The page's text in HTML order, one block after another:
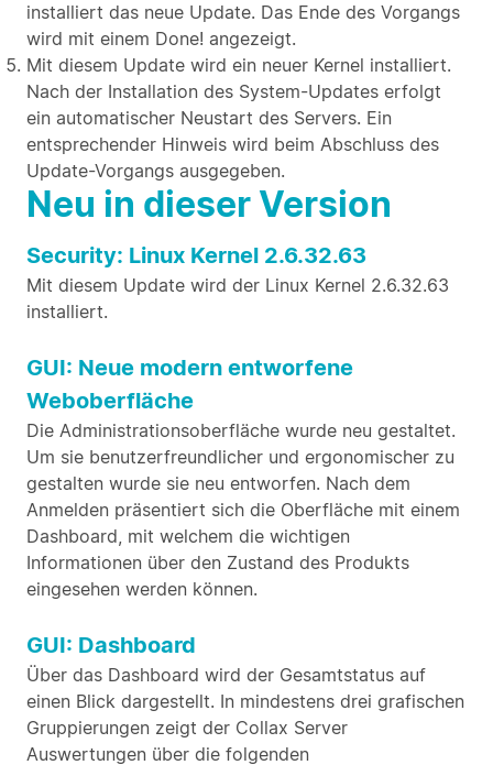
installiert das neue Update. Das Ende des Vorgangs
wird mit einem Done! angezeigt.
Mit diesem Update wird ein neuer Kernel installiert.
Nach der Installation des System-Updates erfolgt
ein automatischer Neustart des Servers. Ein
entsprechender Hinweis wird beim Abschluss des
Update-Vorgangs ausgegeben.
Neu in dieser Version
Security: Linux Kernel 2.6.32.63
Mit diesem Update wird der Linux Kernel 2.6.32.63
installiert.
GUI: Neue modern entworfene
Weboberfläche
Die Administrationsoberfläche wurde neu gestaltet.
Um sie benutzerfreundlicher und ergonomischer zu
gestalten wurde sie neu entworfen. Nach dem
Anmelden präsentiert sich die Oberfläche mit einem
Dashboard, mit welchem die wichtigen
Informationen über den Zustand des Produkts
eingesehen werden können.
GUI: Dashboard
Über das Dashboard wird der Gesamtstatus auf
einen Blick dargestellt. In mindestens drei grafischen
Gruppierungen zeigt der Collax Server
Auswertungen über die folgenden